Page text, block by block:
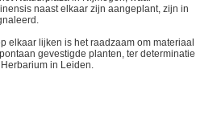
naast elkaar zijn aangeplant, zijn in
elkaar lijken is het raadzaam om materiaal
gevestigde planten, ter determinatie
in Leiden.